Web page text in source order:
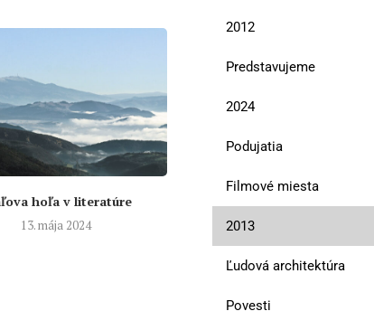
hoľa v literatúre
13. mája 2024
2012
Predstavujeme
2024
Podujatia
Filmové miesta
2013
Ľudová architektúra
Povesti